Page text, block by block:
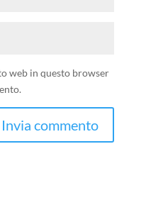
web in questo browser